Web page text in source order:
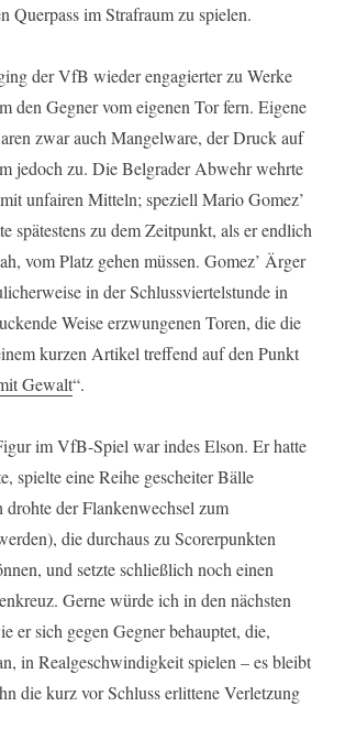
Querpass im Strafraum zu spielen.
der VfB wieder engagierter zu Werke
den Gegner vom eigenen Tor fern. Eigene
zwar auch Mangelware, der Druck auf
jedoch zu. Die Belgrader Abwehr wehrte
unfairen Mitteln; speziell Mario Gomez’
spätestens zu dem Zeitpunkt, als er endlich
vom Platz gehen müssen. Gomez’ Ärger
in der Schlussviertelstunde in
Weise erzwungenen Toren, die die
kurzen Artikel treffend auf den Punkt
Gewalt“.
im VfB-Spiel war indes Elson. Er hatte
spielte eine Reihe gescheiter Bälle
der Flankenwechsel zum
die durchaus zu Scorerpunkten
und setzte schließlich noch einen
Gerne würde ich in den nächsten
er sich gegen Gegner behauptet, die,
in Realgeschwindigkeit spielen – es bleibt
die kurz vor Schluss erlittene Verletzung